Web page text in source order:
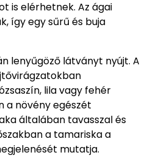
is elérhetnek. Az ágai
így egy sűrű és buja
lenyűgöző látványt nyújt. A
lila vagy fehér
a növény egészét
általában tavasszal és
a tamariska a
mutatja.